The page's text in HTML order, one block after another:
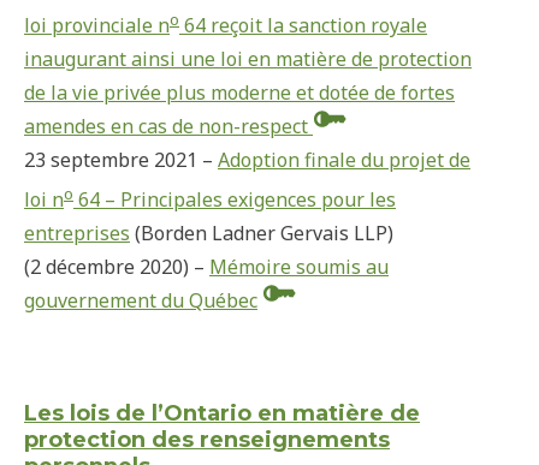
loi provinciale no 64 reçoit la sanction royale
inaugurant ainsi une loi en matière de protection
de la vie privée plus moderne et dotée de fortes
amendes en cas de non-respect
23 septembre 2021 – Adoption finale du projet de
loi no 64 – Principales exigences pour les
entreprises (Borden Ladner Gervais LLP)
(2 décembre 2020) – Mémoire soumis au
gouvernement du Québec
Les lois de l’Ontario en matière de
protection des renseignements